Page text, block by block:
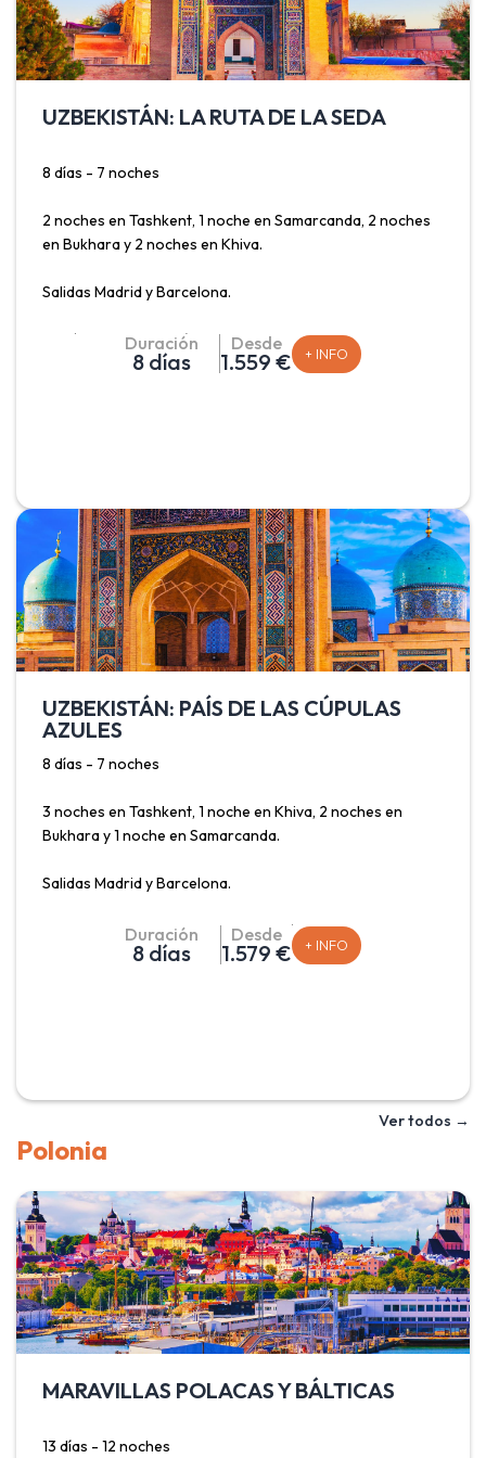
UZBEKISTÁN: LA RUTA DE LA SEDA
8 días - 7 noches
2 noches en Tashkent, 1 noche en Samarcanda, 2 noches
en Bukhara y 2 noches en Khiva.
Salidas Madrid y Barcelona.
Sumérgete en la histórica ruta de la seda con este viaje
que incluye Tashkent, la capital del país, con su
núcleo amurallado, Itchan Kala, primer sitio del país
declarado patrimonio de la Humanidad por la UNESCO.
Duración
8 días
Desde
1.559 € + INFO
UZBEKISTÁN: PAÍS DE LAS CÚPULAS
AZULES
8 días - 7 noches
3 noches en Tashkent, 1 noche en Khiva, 2 noches en
Bukhara y 1 noche en Samarcanda.
Salidas Madrid y Barcelona.
Este viaje permite conocer Uzbekistán, conocido como el
país de las cúpulas azules debido a que el turquesa y el azul
Minor o la mezquita de Juma; Bukhara, con sus antiguas
mezquital y sus coloridos mercados y Samarcanda, que
destaca por su belleza y punto culminante de la antigua
Duración
8 días
Desde
1.579 € + INFO
Ver todos →
Polonia
MARAVILLAS POLACAS Y BÁLTICAS
13 días - 12 noches